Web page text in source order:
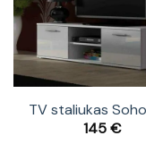
TV staliukas
145€